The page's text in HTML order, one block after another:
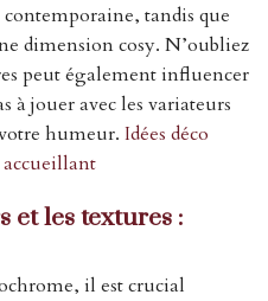
tandis que
dimension cosy. N’oubliez
peut également influencer
à jouer avec les variateurs
humeur. Idées déco
et les textures :
il est crucial